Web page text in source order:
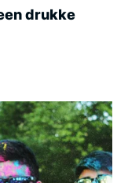
drukke